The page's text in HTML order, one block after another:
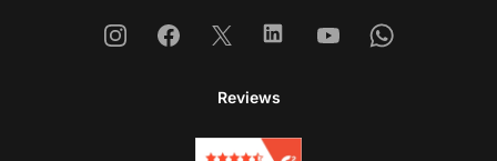
InstagramFacebook
X LinkedinYoutubeWhatsapp
Reviews